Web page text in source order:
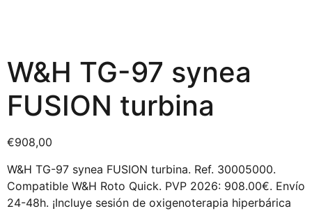
W&H TG-97 synea
FUSION turbina
€908,00
W&H TG-97 synea FUSION turbina. Ref. 30005000.
Compatible W&H Roto Quick. PVP 2026: 908.00€. Envío
24-48h. ¡Incluye sesión de oxigenoterapia hiperbárica